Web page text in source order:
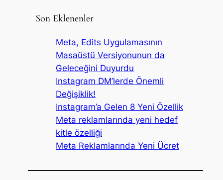
Son Eklenenler
Meta, Edits Uygulamasının
Masaüstü Versiyonunun da
Geleceğini Duyurdu
Instagram DM’lerde Önemli
Değişiklik!
Instagram’a Gelen 8 Yeni Özellik
Meta reklamlarında yeni hedef
kitle özelliği
Meta Reklamlarında Yeni Ücret